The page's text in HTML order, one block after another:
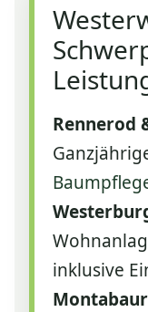
Rennerod
inklusive